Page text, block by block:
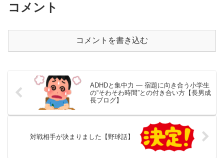
コメント
コメントを書き込む
ADHDと集中力 ― 宿題に向き合う小学生
の“そわそわ時間”との付き合い方【長男成
長ブログ】
対戦相手が決まりました【野球話】